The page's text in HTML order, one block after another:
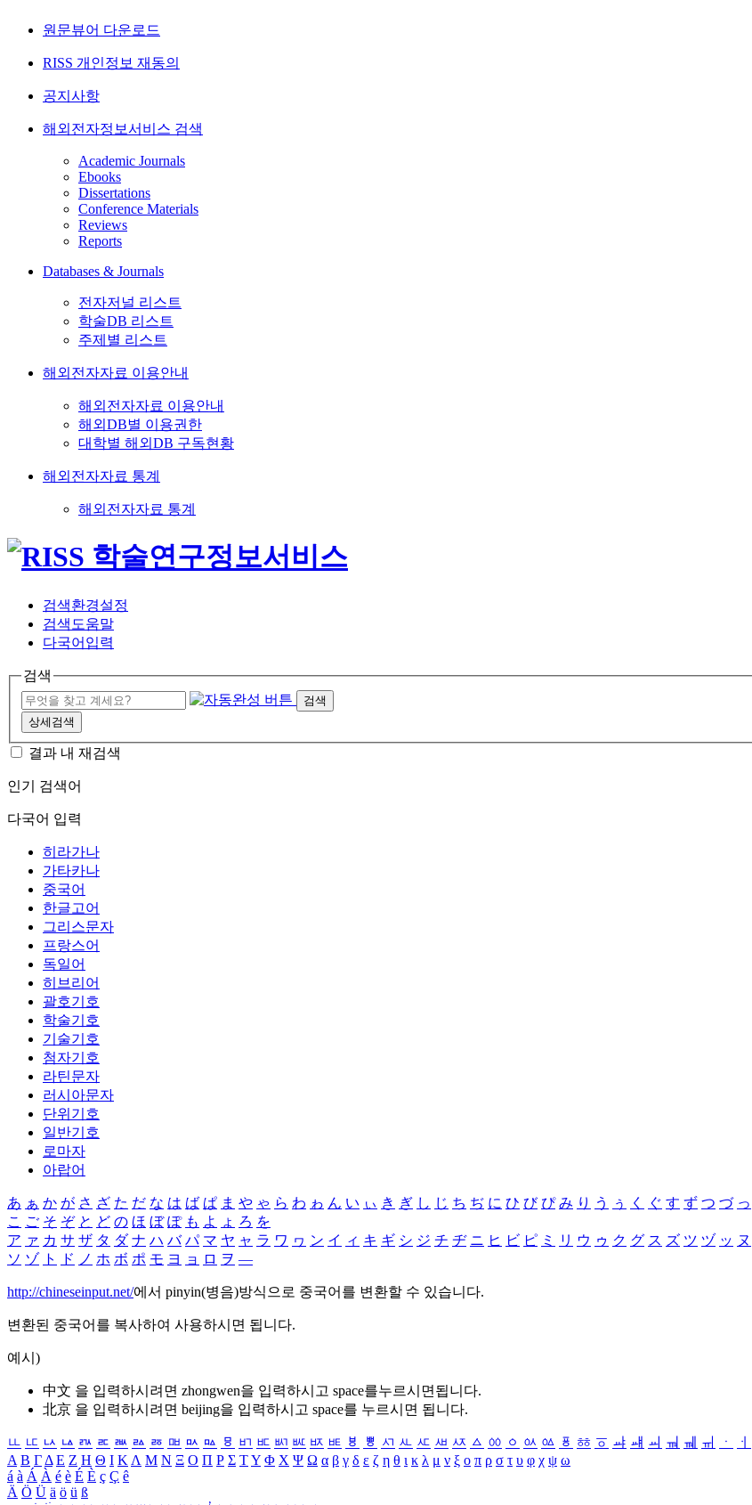
원문뷰어 다운로드
RISS 개인정보 재동의
공지사항
해외전자정보서비스 검색
Academic Journals
Ebooks
Dissertations
Conference Materials
Reviews
Reports
Databases & Journals
전자저널 리스트
학술DB 리스트
주제별 리스트
해외전자자료 이용안내
해외전자자료 이용안내
해외DB별 이용권한
대학별 해외DB 구독현황
해외전자자료 통계
해외전자자료 통계
검색환경설정
검색도움말
다국어입력
검색
검색
상세검색
결과 내 재검색
인기 검색어
다국어 입력
히라가나
가타카나
중국어
한글고어
그리스문자
프랑스어
독일어
히브리어
괄호기호
학술기호
기술기호
첨자기호
라틴문자
러시아문자
단위기호
일반기호
로마자
아랍어
あ ぁ か が さ ざ た だ な は ば ぱ ま や ゃ ら わ ゎ ん い ぃ き ぎ し じ ち ぢ に ひ び ぴ み り う ぅ く ぐ す ず つ づ っ
こ ご そ ぞ と ど の ほ ぼ ぽ も よ ょ ろ を
ア ァ カ サ ザ タ ダ ナ ハ バ パ マ ヤ ャ ラ ワ ヮ ン イ ィ キ ギ シ ジ チ ヂ ニ ヒ ビ ピ ミ リ ウ ゥ ク グ ス ズ ツ ヅ ッ ヌ
ソ ゾ ト ド ノ ホ ボ ポ モ ヨ ョ ロ ヲ ―
http://chineseinput.net/에서 pinyin(병음)방식으로 중국어를 변환할 수 있습니다.
변환된 중국어를 복사하여 사용하시면 됩니다.
예시)
中文 을 입력하시려면 zhongwen을 입력하시고 space를누르시면됩니다.
北京 을 입력하시려면 beijing을 입력하시고 space를 누르시면 됩니다.
ㅥ ㅦ ㅧ ㅨ ㅩ ㅪ ㅫ ㅬ ㅭ ㅮ ㅯ ㅰ ㅱ ㅲ ㅳ ㅴ ㅵ ㅶ ㅷ ㅸ ㅹ ㅺ ㅻ ㅼ ㅽ ㅾ ㅿ ㆀ ㆁ ㆂ ㆃ ㆄ ㆅ ㆆ ㆇ ㆈ ㆉ ㆊ ㆋ ㆌ ㆍ
ㆎ
Α Β ΓΔ Ε Ζ Η Θ Ι ΚΛ Μ Ν Ξ Ο Π Ρ Σ ΤΥ Φ Χ Ψ Ω α β γ δ ε ζ η θ ι κ λ μ ν ξ ο π ρ σ τ υ φ χ ψ ω
á à Á À é è É È ç Ç ê
Ä Ö Ü ä ö ü ß